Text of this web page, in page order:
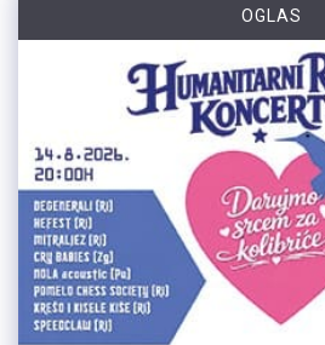
OGLAS